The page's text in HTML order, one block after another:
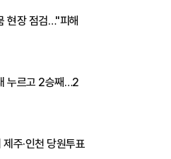
현장 점검…"피해
누르고 2승째…2
주·인천 당원투표